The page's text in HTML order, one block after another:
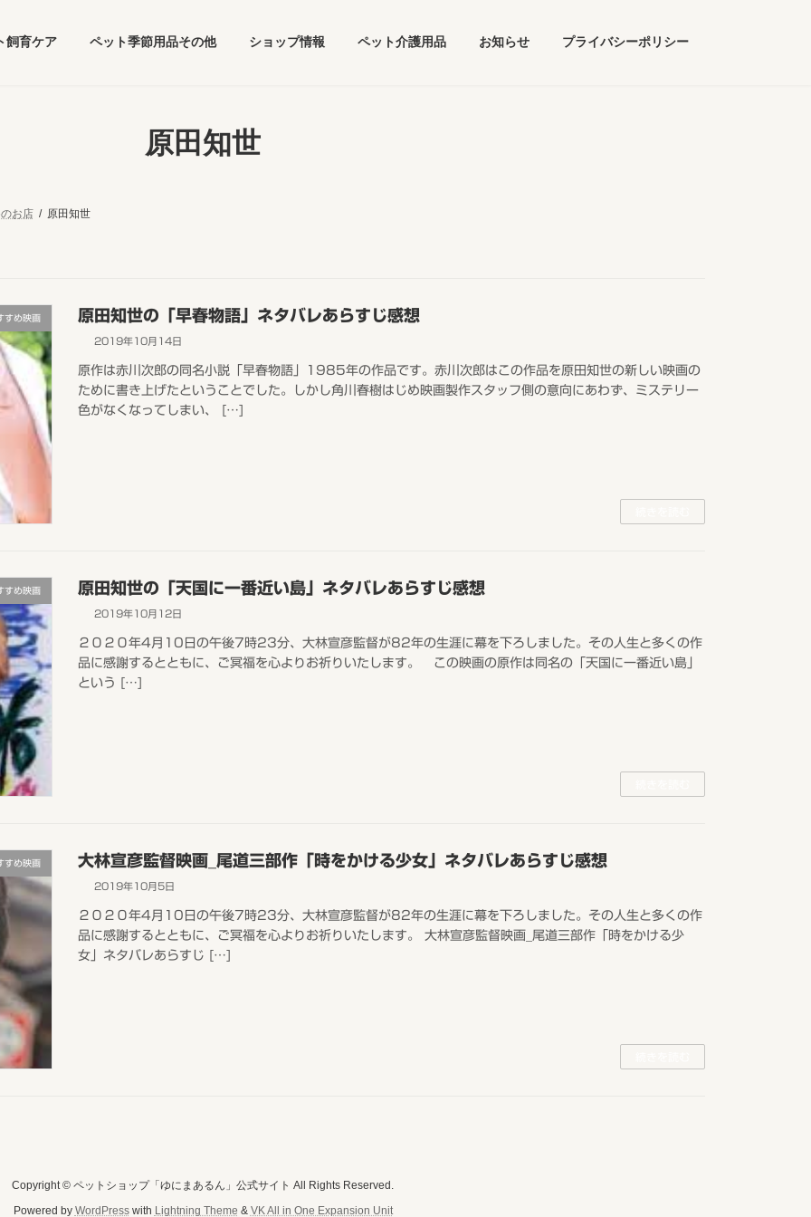
飼育ケア ペット季節用品その他 ショップ情報 ペット介護用品 お知らせ プライバシーポリシー
原田知世
お店 原田知世
すめ映画 原田知世の「早春物語」ネタバレあらすじ感想
2019年10月14日
原作は赤川次郎の同名小説「早春物語」1985年の作品です。赤川次郎はこの作品を原田知世の新しい映画の
ために書き上げたということでした。しかし角川春樹はじめ映画製作スタッフ側の意向にあわず、ミステリー
色がなくなってしまい、 […]
すめ映画 原田知世の「天国に一番近い島」ネタバレあらすじ感想
2019年10月12日
２０２０年4月10日の午後7時23分、大林宣彦監督が82年の生涯に幕を下ろしました。その人生と多くの作
品に感謝するとともに、ご冥福を心よりお祈りいたします。 この映画の原作は同名の「天国に一番近い島」
という […]
すめ映画 大林宣彦監督映画_尾道三部作「時をかける少女」ネタバレあらすじ感想
2019年10月5日
２０２０年4月10日の午後7時23分、大林宣彦監督が82年の生涯に幕を下ろしました。その人生と多くの作
品に感謝するとともに、ご冥福を心よりお祈りいたします。 大林宣彦監督映画_尾道三部作「時をかける少
女」ネタバレあらすじ […]
Copyright © ペットショップ「ゆにまあるん」公式サイト All Rights Reserved.
Powered by WordPresswith Lightning Theme & VK All in One Expansion Unit